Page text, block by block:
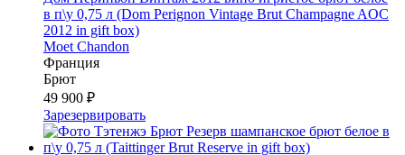
в п\у 0,75 л (Dom Perignon Vintage Brut Сhampagne AOC
2012 in gift box)
Moet Chandon
Франция
Брют
49 900 ₽
Зарезервировать